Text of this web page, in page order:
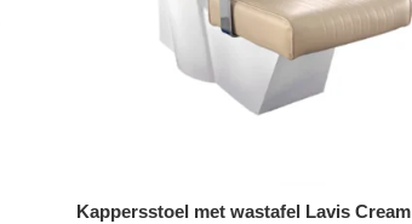
Kappersstoel met wastafel Lavis Cream